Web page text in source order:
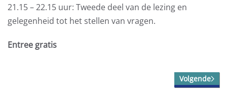
21.15 – 22.15 uur: Tweede deel van de lezing en
gelegenheid tot het stellen van vragen.
Entree gratis
Volgende